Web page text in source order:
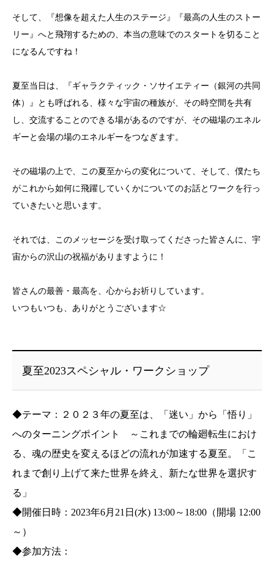
そして、『想像を超えた人生のステージ』『最高の人生のストー
リー』へと飛翔するための、本当の意味でのスタートを切ること
になるんですね！
夏至当日は、『ギャラクティック・ソサイエティー（銀河の共同
体）』とも呼ばれる、様々な宇宙の種族が、その時空間を共有
し、交流することのできる場があるのですが、その磁場のエネル
ギーと会場の場のエネルギーをつなぎます。
その磁場の上で、この夏至からの変化について、そして、僕たち
がこれから如何に飛躍していくかについてのお話とワークを行っ
ていきたいと思います。
それでは、このメッセージを受け取ってくださった皆さんに、宇
宙からの沢山の祝福がありますように！
皆さんの最善・最高を、心からお祈りしています。
いつもいつも、ありがとうございます☆
夏至2023スペシャル・ワークショップ
◆テーマ：２０２３年の夏至は、「迷い」から「悟り」
へのターニングポイント ～これまでの輪廻転生におけ
る、魂の歴史を変えるほどの流れが加速する夏至。「こ
れまで創り上げて来た世界を終え、新たな世界を選択す
る」
◆開催日時：2023年6月21日(水) 13:00～18:00（開場 12:00
～）
◆参加方法：